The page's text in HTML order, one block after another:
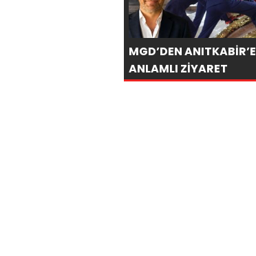
MGD’DEN ANITKABİR’E
ANLAMLI ZİYARET